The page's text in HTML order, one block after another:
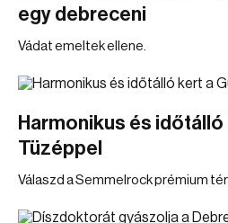
egy debreceni
Vádat emeltek ellene.
Harmonikus és időtálló
Tüzéppel
Válaszd a Semmelrock prémium